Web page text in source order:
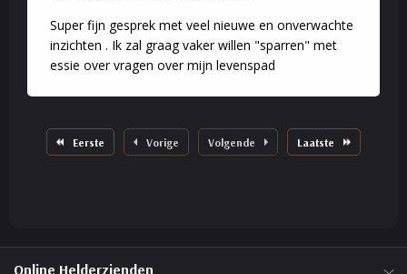
Super fijn gesprek met veel nieuwe en onverwachte
inzichten . Ik zal graag vaker willen "sparren" met
essie over vragen over mijn levenspad
Eerste Vorige Volgende Laatste
Online Helderzienden